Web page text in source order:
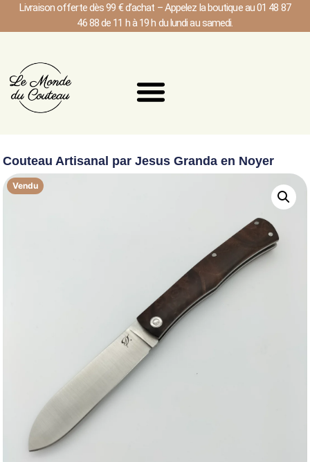
Livraison offerte dès 99 € d’achat – Appelez la boutique au 01 48 87
46 88 de 11 h à 19 h du lundi au samedi.
Couteau Artisanal par Jesus Granda en Noyer
Vendu